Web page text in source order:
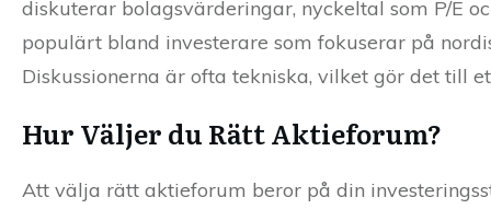
diskuterar bolagsvärderingar, nyckeltal som P/E
populärt bland investerare som fokuserar på
Diskussionerna är ofta tekniska, vilket gör det till
Hur Väljer du Rätt Aktieforum?
Att välja rätt aktieforum beror på din